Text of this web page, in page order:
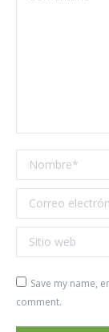
Nombre *
Correo
Sitio web
Save my name,
comment.